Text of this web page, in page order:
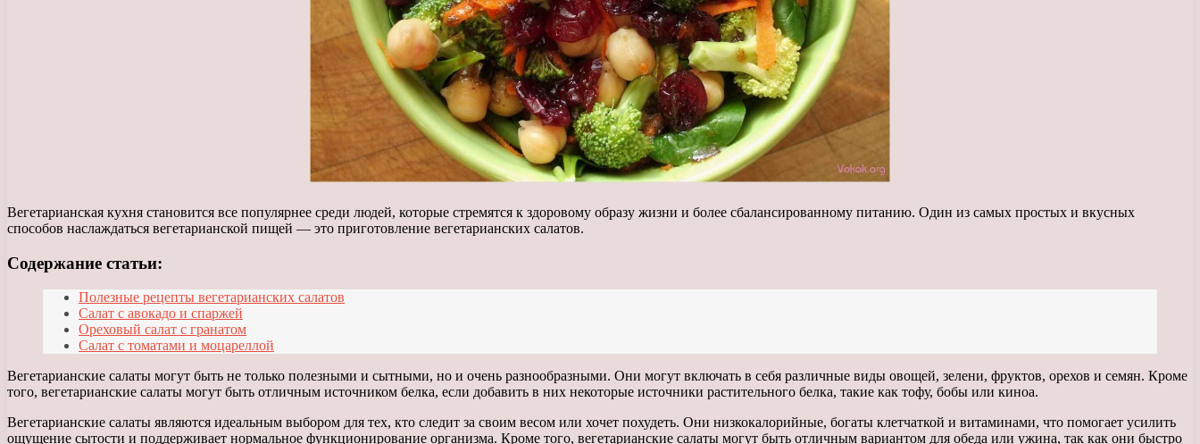
Вегетарианская кухня становится все популярнее среди людей, которые стремятся к здоровому образу жизни и более сбалансированному питанию. Один из самых простых и вкусных
способов наслаждаться вегетарианской пищей — это приготовление вегетарианских салатов.
Содержание статьи:
Полезные рецепты вегетарианских салатов
Салат с авокадо и спаржей
Ореховый салат с гранатом
Салат с томатами и моцареллой
Вегетарианские салаты могут быть не только полезными и сытными, но и очень разнообразными. Они могут включать в себя различные виды овощей, зелени, фруктов, орехов и семян. Кроме
того, вегетарианские салаты могут быть отличным источником белка, если добавить в них некоторые источники растительного белка, такие как тофу, бобы или киноа.
Вегетарианские салаты являются идеальным выбором для тех, кто следит за своим весом или хочет похудеть. Они низкокалорийные, богаты клетчаткой и витаминами, что помогает усилить
ощущение сытости и поддерживает нормальное функционирование организма. Кроме того, вегетарианские салаты могут быть отличным вариантом для обеда или ужина, так как они быстро